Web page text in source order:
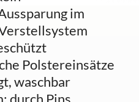
im
Polstereinsätze
waschbar